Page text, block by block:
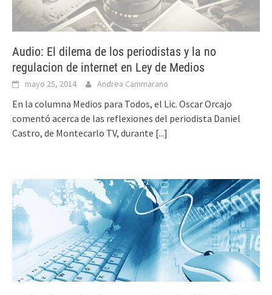
Audio: El dilema de los periodistas y la no
regulacion de internet en Ley de Medios
mayo 25, 2014 Andrea Cammarano
En la columna Medios para Todos, el Lic. Oscar Orcajo
comentó acerca de las reflexiones del periodista Daniel
Castro, de Montecarlo TV, durante [...]